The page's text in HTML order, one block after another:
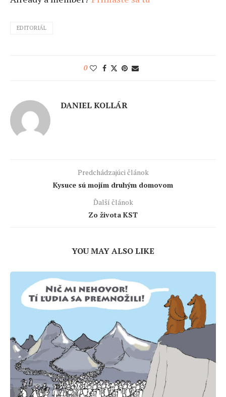
EDITORIÁL
0
DANIEL KOLLÁR
Predchádzajúci článok
Kysuce sú mojím druhým domovom
Ďalší článok
Zo života KST
YOU MAY ALSO LIKE